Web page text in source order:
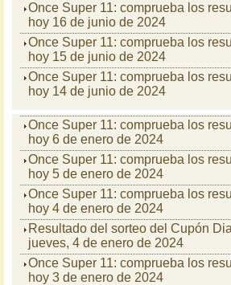
Once Super 11: comprueba los
hoy 16 de junio de 2024
Once Super 11: comprueba los
hoy 15 de junio de 2024
Once Super 11: comprueba los
hoy 14 de junio de 2024
Once Super 11: comprueba los
hoy 6 de enero de 2024
Once Super 11: comprueba los
hoy 5 de enero de 2024
Once Super 11: comprueba los
hoy 4 de enero de 2024
Resultado del sorteo del Cupón
jueves, 4 de enero de 2024
Once Super 11: comprueba los
hoy 3 de enero de 2024